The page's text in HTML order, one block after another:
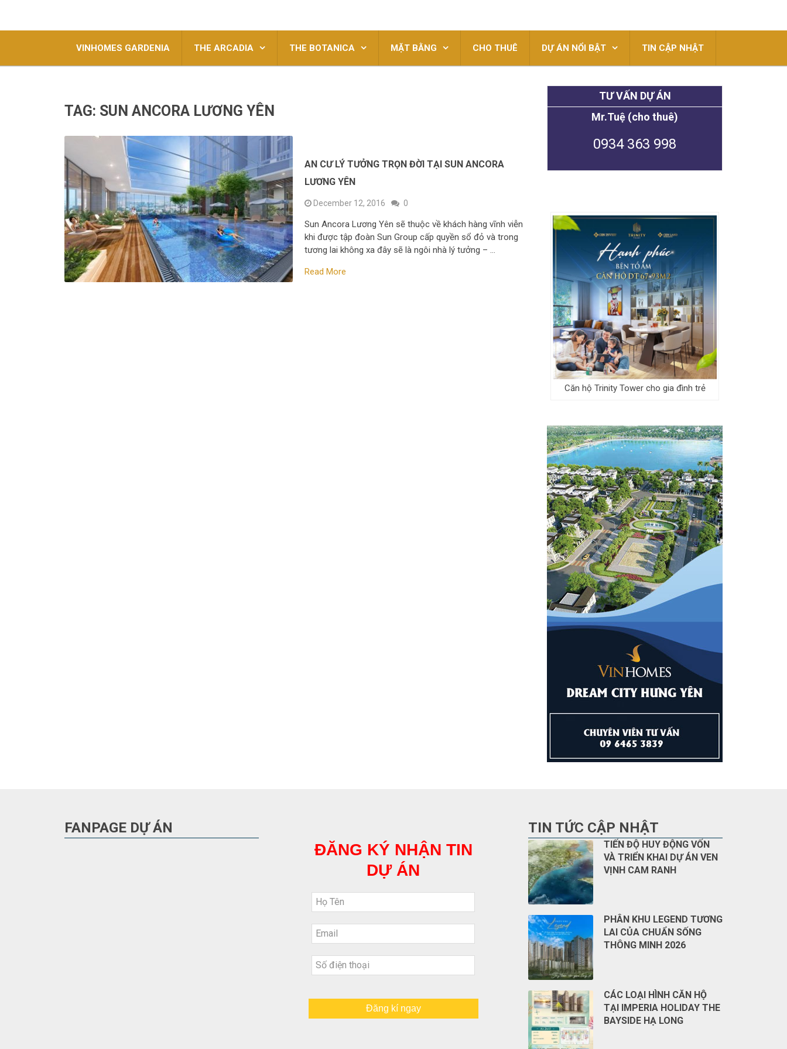
VINHOMES GARDENIA THE ARCADIA THE BOTANICA MẶT BẰNG CHO THUÊ DỰ ÁN NỔI BẬT TIN CẬP NHẬT
TAG: SUN ANCORA LƯƠNG YÊN
AN CƯ LÝ TƯỞNG TRỌN ĐỜI TẠI SUN ANCORA
LƯƠNG YÊN
December 12, 2016 0
Sun Ancora Lương Yên sẽ thuộc về khách hàng vĩnh viễn
khi được tập đoàn Sun Group cấp quyền sổ đỏ và trong
tương lai không xa đây sẽ là ngôi nhà lý tưởng – …
Read More
TƯ VẤN DỰ ÁN
Mr.Tuệ (cho thuê)
0934 363 998
Căn hộ Trinity Tower cho gia đình trẻ
FANPAGE DỰ ÁN
ĐĂNG KÝ NHẬN TIN
DỰ ÁN
Đăng kí ngay
TIN TỨC CẬP NHẬT
TIẾN ĐỘ HUY ĐỘNG VỐN
VÀ TRIỂN KHAI DỰ ÁN VEN
VỊNH CAM RANH
PHÂN KHU LEGEND TƯƠNG
LAI CỦA CHUẨN SỐNG
THÔNG MINH 2026
CÁC LOẠI HÌNH CĂN HỘ
TẠI IMPERIA HOLIDAY THE
BAYSIDE HẠ LONG